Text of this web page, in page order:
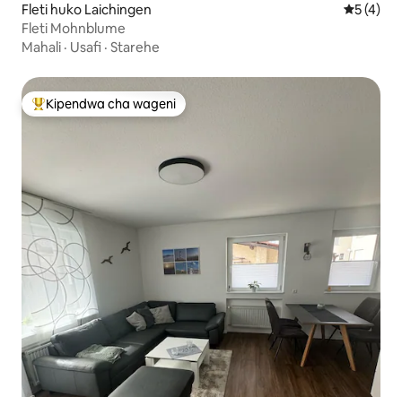
Fleti huko Laichingen
5 (4)
Fleti Mohnblume
Mahali · Usafi · Starehe
Kipendwa maarufu cha wageni
Kipendwa cha wageni